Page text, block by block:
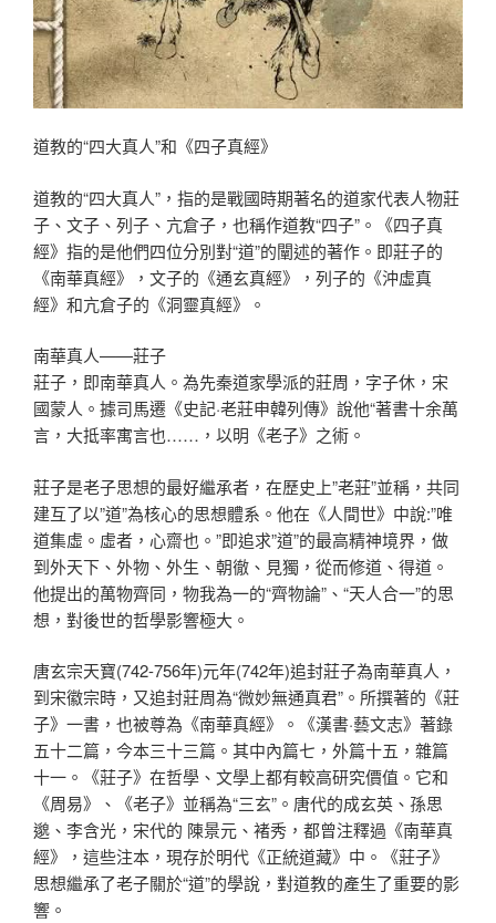
道教的“四大真人”和《四子真經》
道教的“四大真人”，指的是戰國時期著名的道家代表人物莊
子、文子、列子、亢倉子，也稱作道教“四子”。《四子真
經》指的是他們四位分別對“道”的闡述的著作。即莊子的
《南華真經》，文子的《通玄真經》，列子的《沖虛真
經》和亢倉子的《洞靈真經》。
南華真人——莊子
莊子，即南華真人。為先秦道家學派的莊周，字子休，宋
國蒙人。據司馬遷《史記·老莊申韓列傳》說他“著書十余萬
言，大抵率寓言也……，以明《老子》之術。
莊子是老子思想的最好繼承者，在歷史上”老莊”並稱，共同
建互了以”道”為核心的思想體系。他在《人間世》中說:”唯
道集虛。虛者，心齋也。”即追求”道”的最高精神境界，做
到外天下、外物、外生、朝徹、見獨，從而修道、得道。
他提出的萬物齊同，物我為一的“齊物論”、“天人合一”的思
想，對後世的哲學影響極大。
唐玄宗天寶(742-756年)元年(742年)追封莊子為南華真人，
到宋徽宗時，又追封莊周為“微妙無通真君”。所撰著的《莊
子》一書，也被尊為《南華真經》。《漢書·藝文志》著錄
五十二篇，今本三十三篇。其中內篇七，外篇十五，雜篇
十一。《莊子》在哲學、文學上都有較高研究價值。它和
《周易》、《老子》並稱為“三玄”。唐代的成玄英、孫思
邈、李含光，宋代的 陳景元、褚秀，都曾注釋過《南華真
經》，這些注本，現存於明代《正統道藏》中。《莊子》
思想繼承了老子關於“道”的學說，對道教的產生了重要的影
響。